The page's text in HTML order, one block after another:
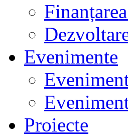
Evenimente
Proiecte